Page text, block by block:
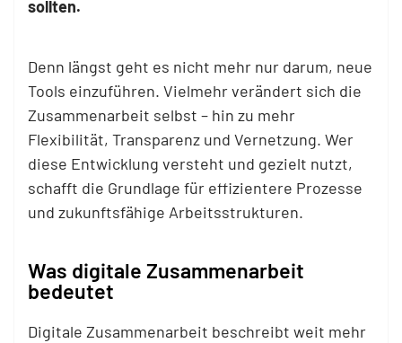
sollten.
Denn längst geht es nicht mehr nur darum, neue
Tools einzuführen. Vielmehr verändert sich die
Zusammenarbeit selbst – hin zu mehr
Flexibilität, Transparenz und Vernetzung. Wer
diese Entwicklung versteht und gezielt nutzt,
schafft die Grundlage für effizientere Prozesse
und zukunftsfähige Arbeitsstrukturen.
Was digitale Zusammenarbeit
bedeutet
Digitale Zusammenarbeit beschreibt weit mehr